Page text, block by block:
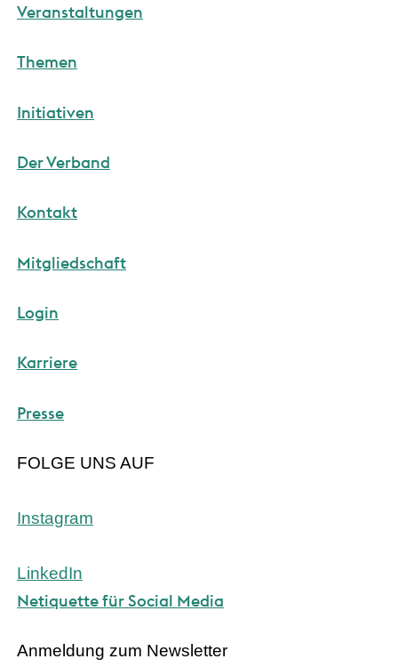
Veranstaltungen
Themen
Initiativen
Der Verband
Kontakt
Mitgliedschaft
Login
Karriere
Presse
FOLGE UNS AUF
Instagram
LinkedIn
Netiquette für Social Media
Anmeldung zum Newsletter